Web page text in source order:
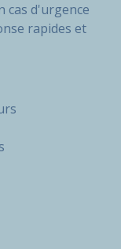
cas d'urgence
rapides et